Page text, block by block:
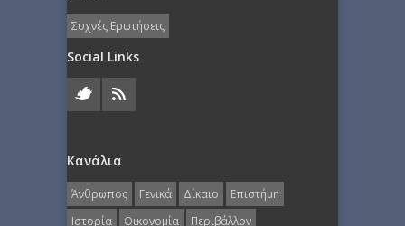
Συχνές Ερωτήσεις
Social Links
Κανάλια
Άνθρωπος Γενικά Δίκαιο
Επιστήμη
Ιστορία
Οικονομία
Περιβάλλον